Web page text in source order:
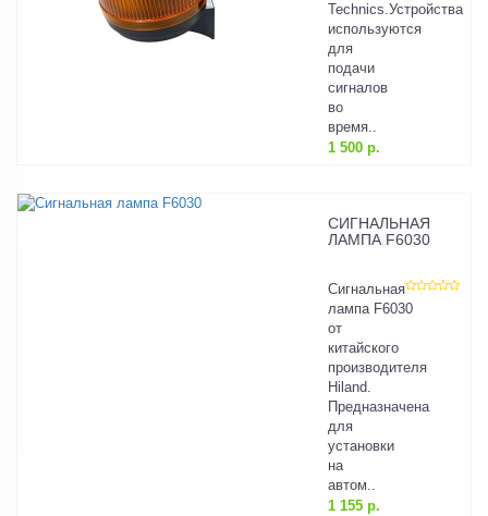
Technics.Устройства
используются
для
подачи
сигналов
во
время..
1 500 р.
СИГНАЛЬНАЯ
ЛАМПА F6030
Сигнальная
лампа F6030
от
китайского
производителя
Hiland.
Предназначена
для
установки
на
автом..
1 155 р.